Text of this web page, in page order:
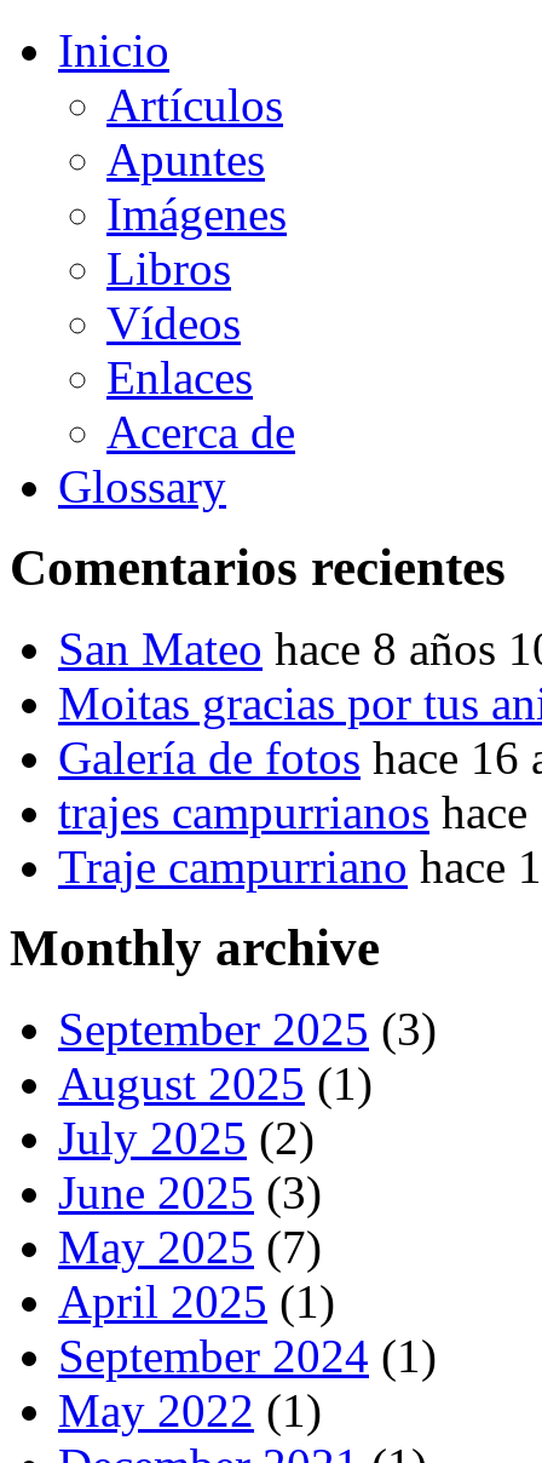
Inicio
Artículos
Apuntes
Imágenes
Libros
Vídeos
Enlaces
Acerca de
Glossary
Comentarios recientes
San Mateo hace 8 años
Moitas gracias por tus
Galería de fotos hace 16
trajes campurrianos
Traje campurriano hace
Monthly archive
September 2025 (3)
August 2025 (1)
July 2025 (2)
June 2025 (3)
May 2025 (7)
April 2025 (1)
September 2024 (1)
May 2022 (1)